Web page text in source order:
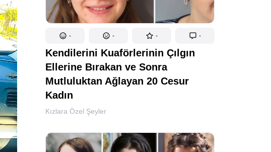
- - - -
Kendilerini Kuaförlerinin Çılgın
Ellerine Bırakan ve Sonra
Mutluluktan Ağlayan 20 Cesur
Kadın
Kızlara Özel Şeyler